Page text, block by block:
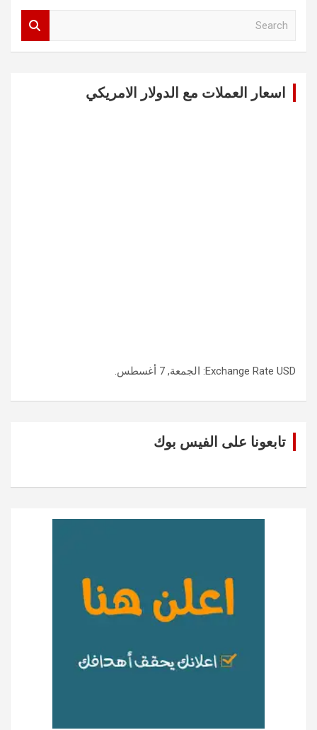
اسعار العملات مع الدولار الامريكي
Exchange Rate USD : الجمعة, 7 أغسطس.
تابعونا على الفيس بوك